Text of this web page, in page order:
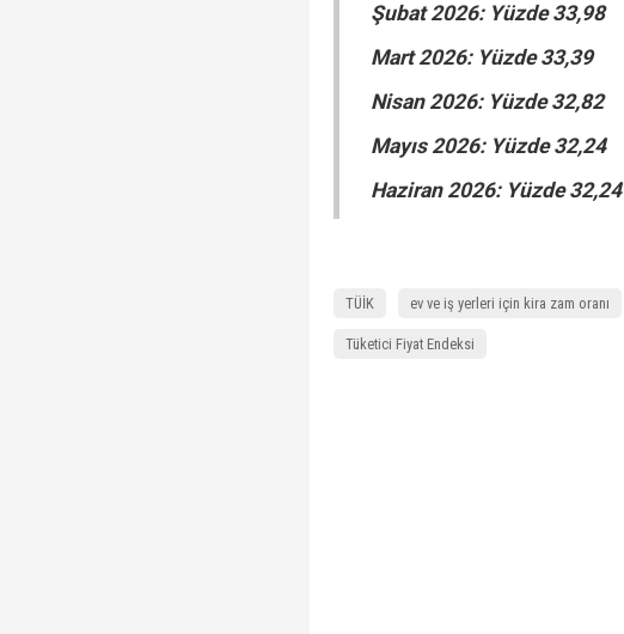
Şubat 2026: Yüzde 33,98
Mart 2026: Yüzde 33,39
Nisan 2026: Yüzde 32,82
Mayıs 2026: Yüzde 32,24
Haziran 2026: Yüzde 32,24
TÜİK ev ve iş yerleri için kira zam oranı
Tüketici Fiyat Endeksi